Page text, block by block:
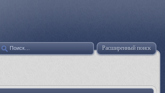
Расширенный поиск